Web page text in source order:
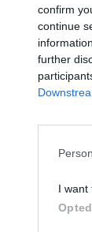
confirm
continue
further
I want